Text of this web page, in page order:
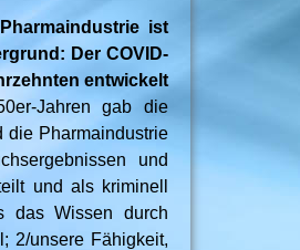
ist
Der COVID-
entwickelt
Jahren gab die
die Pharmaindustrie
und
und als kriminell
das Wissen durch
2/unsere Fähigkeit,